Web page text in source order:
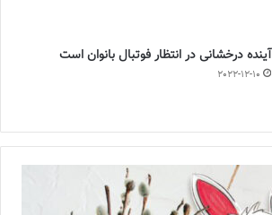
آینده درخشانی در انتظار فوتبال بانوان است
2022-12-10